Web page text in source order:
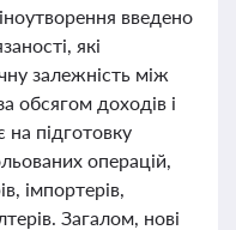
введено
які
залежність між
обсягом доходів і
на підготовку
операцій,
імпортерів,
Загалом, нові